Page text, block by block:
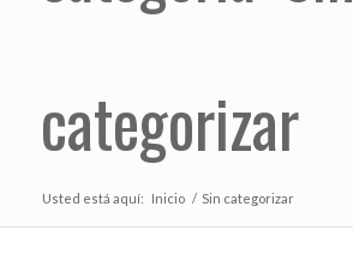
categorizar
Usted está aquí: Inicio / Sin categorizar